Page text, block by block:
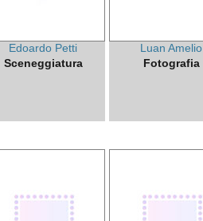
Edoardo Petti
Sceneggiatura
Luan Amelio
Fotografia